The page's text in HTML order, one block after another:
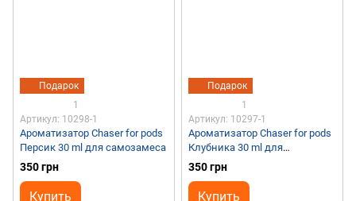
Подарок
1
Артикул: 10298-1
Ароматизатор Chaser for pods
Персик 30 ml для самозамеса
350 грн
Купить
Подарок
1
Артикул: 10297-1
Ароматизатор Chaser for pods
Клубника 30 ml для
самозамеса
350 грн
Купить